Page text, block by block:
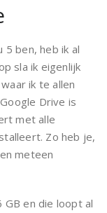
5 ben, heb ik al
sla ik eigenlijk
ik te allen
Drive is
met alle
Zo heb je,
meteen
GB en die loopt al